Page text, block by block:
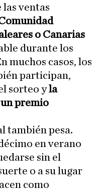
ventas
o Canarias
durante los
muchos casos, los
participan,
sorteo yla
premio
también pesa.
en verano
sin el
o a su lugar
como